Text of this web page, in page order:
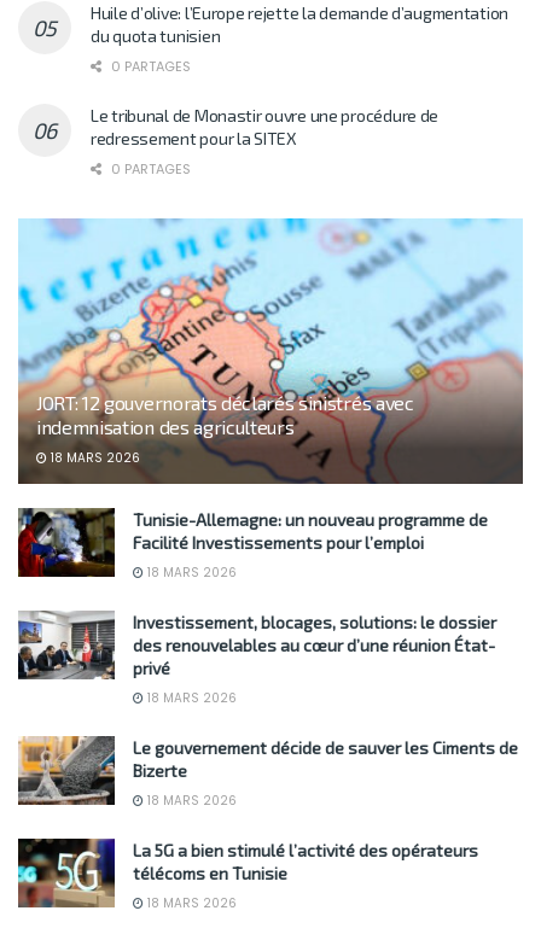
Huile d’olive: l’Europe rejette la demande d’augmentation
du quota tunisien
0 PARTAGES
Le tribunal de Monastir ouvre une procédure de
redressement pour la SITEX
0 PARTAGES
JORT: 12 gouvernorats déclarés sinistrés avec
indemnisation des agriculteurs
18 MARS 2026
Tunisie-Allemagne: un nouveau programme de
Facilité Investissements pour l’emploi
18 MARS 2026
Investissement, blocages, solutions: le dossier
des renouvelables au cœur d’une réunion État-
privé
18 MARS 2026
Le gouvernement décide de sauver les Ciments de
Bizerte
18 MARS 2026
La 5G a bien stimulé l’activité des opérateurs
télécoms en Tunisie
18 MARS 2026